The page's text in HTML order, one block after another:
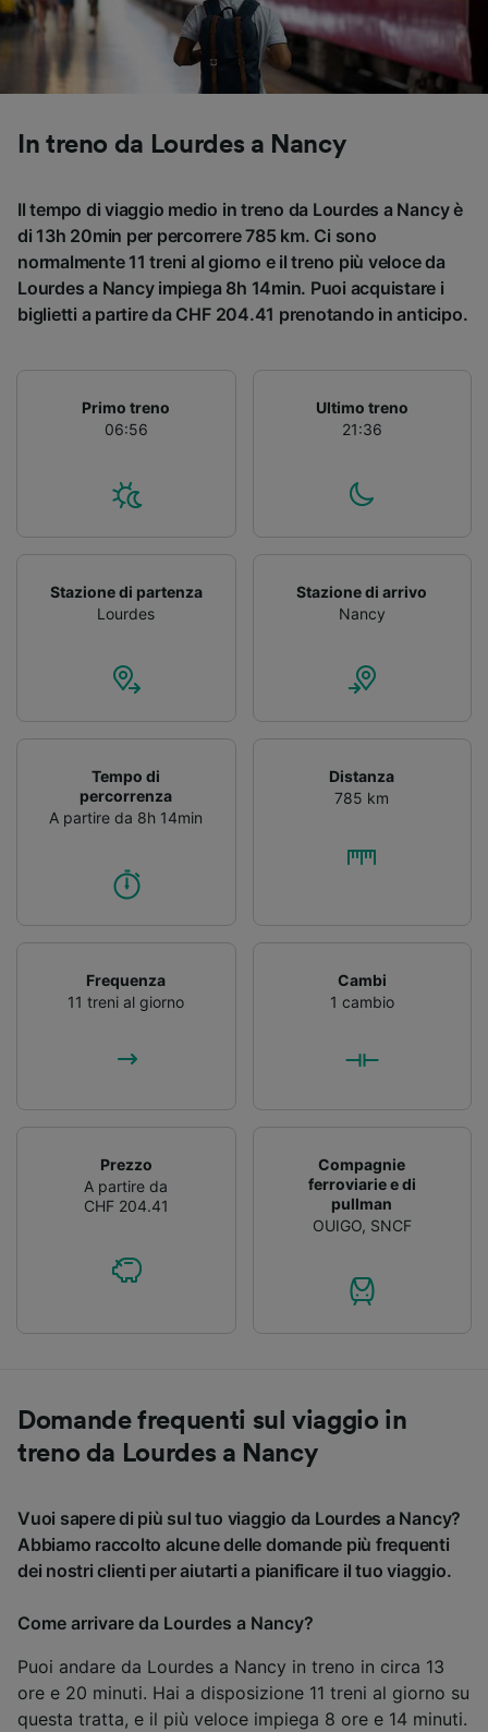
In treno da Lourdes a Nancy
Il tempo di viaggio medio in treno da Lourdes a Nancy è
di 13h 20min per percorrere 785 km. Ci sono
normalmente 11 treni al giorno e il treno più veloce da
Lourdes a Nancy impiega 8h 14min. Puoi acquistare i
biglietti a partire da CHF 204.41 prenotando in anticipo.
Primo treno
06:56
Ultimo treno
21:36
Stazione di partenza
Lourdes
Stazione di arrivo
Nancy
Tempo di
percorrenza
A partire da 8h 14min
Distanza
785 km
Frequenza
11 treni al giorno
Cambi
1 cambio
Prezzo
A partire da
CHF 204.41
Compagnie
ferroviarie e di
pullman
OUIGO, SNCF
Domande frequenti sul viaggio in
treno da Lourdes a Nancy
Vuoi sapere di più sul tuo viaggio da Lourdes a Nancy?
Abbiamo raccolto alcune delle domande più frequenti
dei nostri clienti per aiutarti a pianificare il tuo viaggio.
Come arrivare da Lourdes a Nancy?
Puoi andare da Lourdes a Nancy in treno in circa 13
ore e 20 minuti. Hai a disposizione 11 treni al giorno su
questa tratta, e il più veloce impiega 8 ore e 14 minuti.
Utilizzare dati di geolocalizzazione precisi.
Scansione attiva delle caratteristiche del
dispositivo ai fini dell’identificazione.
Archiviare informazioni su dispositivo e/o
personalizzati, misurazione delle prestazioni
dei contenuti e degli annunci, ricerche sul
Elenco dei partner (fornitori)